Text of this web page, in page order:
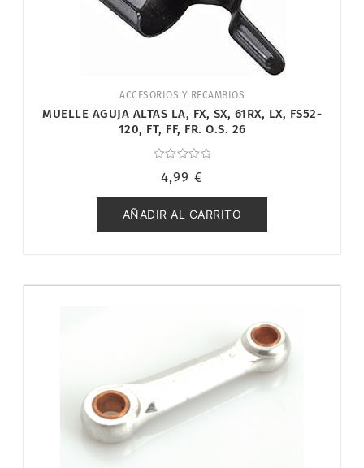
ACCESORIOS Y RECAMBIOS
MUELLE AGUJA ALTAS LA, FX, SX, 61RX, LX, FS52-
120, FT, FF, FR. O.S. 26
con
de
5
4,99 €
AÑADIR AL CARRITO